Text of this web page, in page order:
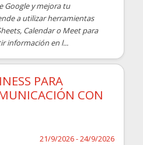
Google y mejora tu
a utilizar herramientas
Calendar o Meet para
información en l...
PARA
CON
21/9/2026 - 24/9/2026